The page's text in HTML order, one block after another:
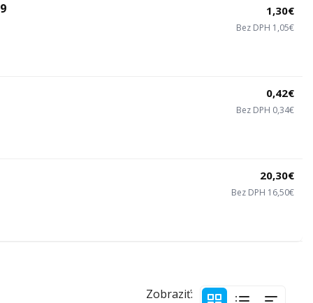
1,30€
Bez DPH 1,05€
0,42€
Bez DPH 0,34€
20,30€
Bez DPH 16,50€
Zobraziť: